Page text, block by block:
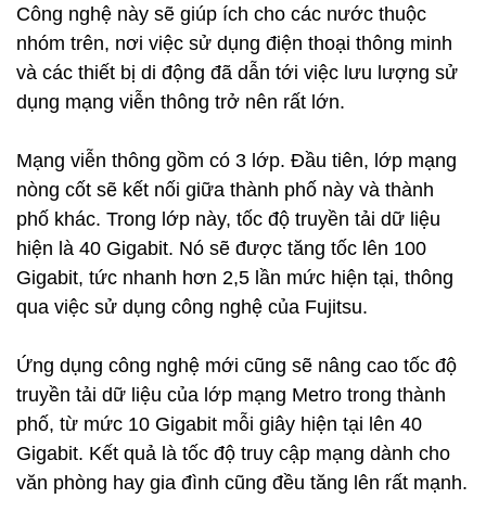
Công nghệ này sẽ giúp ích cho các nước thuộc
nhóm trên, nơi việc sử dụng điện thoại thông minh
và các thiết bị di động đã dẫn tới việc lưu lượng sử
dụng mạng viễn thông trở nên rất lớn.
Mạng viễn thông gồm có 3 lớp. Đầu tiên, lớp mạng
nòng cốt sẽ kết nối giữa thành phố này và thành
phố khác. Trong lớp này, tốc độ truyền tải dữ liệu
hiện là 40 Gigabit. Nó sẽ được tăng tốc lên 100
Gigabit, tức nhanh hơn 2,5 lần mức hiện tại, thông
qua việc sử dụng công nghệ của Fujitsu.
Ứng dụng công nghệ mới cũng sẽ nâng cao tốc độ
truyền tải dữ liệu của lớp mạng Metro trong thành
phố, từ mức 10 Gigabit mỗi giây hiện tại lên 40
Gigabit. Kết quả là tốc độ truy cập mạng dành cho
văn phòng hay gia đình cũng đều tăng lên rất mạnh.